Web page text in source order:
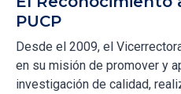
PUCP
Desde el 2009, el
en su misión de promover y
investigación de calidad,